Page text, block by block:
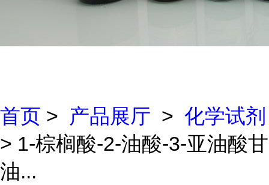
首页 > 产品展厅 > 化学试剂
> 1-棕榈酸-2-油酸-3-亚油酸甘
油...